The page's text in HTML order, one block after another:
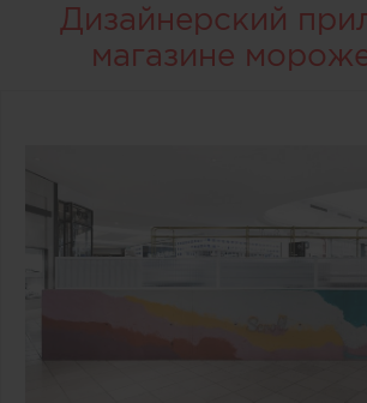
Дизайнерский
магазине